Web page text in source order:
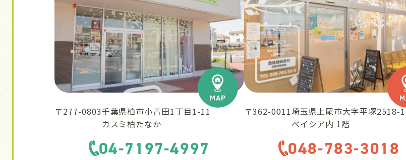
〒277-0803千葉県柏市小青田1丁目1-11
カスミ柏たなか
04-7197-4997
〒362-0011埼玉県上尾市大字平塚2518-1
ベイシア内 1階
048-783-3018